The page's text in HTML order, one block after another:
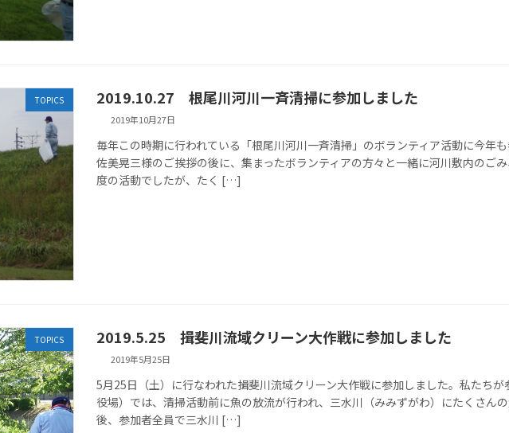
TOPICS 2019.10.27 根尾川河川一斉清掃に参加しました
2019年10月27日
毎年この時期に行われている「根尾川河川一斉清掃」のボランティア活動に今年
佐美晃三様のご挨拶の後に、集まったボランティアの方々と一緒に河川敷内のご
度の活動でしたが、たく […]
TOPICS 2019.5.25 揖斐川流域クリーン大作戦に参加しました
2019年5月25日
5月25日（土）に行なわれた揖斐川流域クリーン大作戦に参加しました。私たち
役場）では、清掃活動前に魚の放流が行われ、三水川（みみずがわ）にたくさん
後、参加者全員で三水川 […]